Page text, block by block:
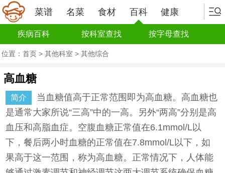
菜谱 名菜 食材 百科 健康
疾病百科 按科室查找 按字母查找
位置： 首页 > 其他科室 > 其他综合
高血糖
简介
当血糖值高于正常范围即为高血糖。高血糖也
是通常大家所说“三高”中的一高。另外“两高”分别是高
血压和高脂血症。空腹血糖正常值在6.1mmol/L以
下，餐后两小时血糖的正常值在7.8mmol/L以下，如
果高于这一范围，称为高血糖。正常情况下，人体能